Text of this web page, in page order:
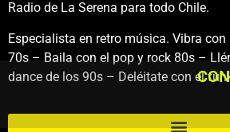
Radio de La Serena para todo Chile.
Especialista en retro música. Vibra
70s – Baila con el pop y rock 80s –
dance de los 90s – Deléitate con el